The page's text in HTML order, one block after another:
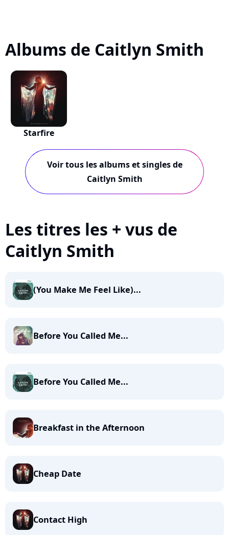
Albums de Caitlyn Smith
Starfire
Voir tous les albums et singles de
Caitlyn Smith
Les titres les + vus de
Caitlyn Smith
(You Make Me Feel Like)...
Before You Called Me...
Before You Called Me...
Breakfast in the Afternoon
Cheap Date
Contact High